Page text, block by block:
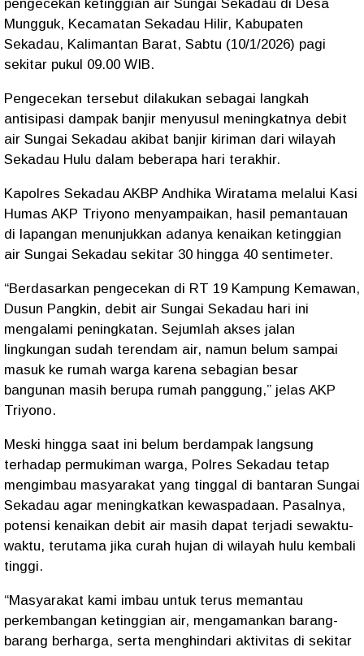
pengecekan ketinggian air Sungai Sekadau di Desa
Mungguk, Kecamatan Sekadau Hilir, Kabupaten
Sekadau, Kalimantan Barat, Sabtu (10/1/2026) pagi
sekitar pukul 09.00 WIB.
Pengecekan tersebut dilakukan sebagai langkah
antisipasi dampak banjir menyusul meningkatnya debit
air Sungai Sekadau akibat banjir kiriman dari wilayah
Sekadau Hulu dalam beberapa hari terakhir.
Kapolres Sekadau AKBP Andhika Wiratama melalui Kasi
Humas AKP Triyono menyampaikan, hasil pemantauan
di lapangan menunjukkan adanya kenaikan ketinggian
air Sungai Sekadau sekitar 30 hingga 40 sentimeter.
“Berdasarkan pengecekan di RT 19 Kampung Kemawan,
Dusun Pangkin, debit air Sungai Sekadau hari ini
mengalami peningkatan. Sejumlah akses jalan
lingkungan sudah terendam air, namun belum sampai
masuk ke rumah warga karena sebagian besar
bangunan masih berupa rumah panggung,” jelas AKP
Triyono.
Meski hingga saat ini belum berdampak langsung
terhadap permukiman warga, Polres Sekadau tetap
mengimbau masyarakat yang tinggal di bantaran Sungai
Sekadau agar meningkatkan kewaspadaan. Pasalnya,
potensi kenaikan debit air masih dapat terjadi sewaktu-
waktu, terutama jika curah hujan di wilayah hulu kembali
tinggi.
“Masyarakat kami imbau untuk terus memantau
perkembangan ketinggian air, mengamankan barang-
barang berharga, serta menghindari aktivitas di sekitar